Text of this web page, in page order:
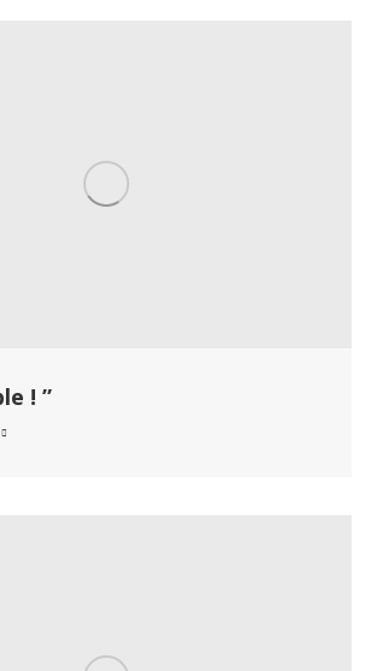
! ”